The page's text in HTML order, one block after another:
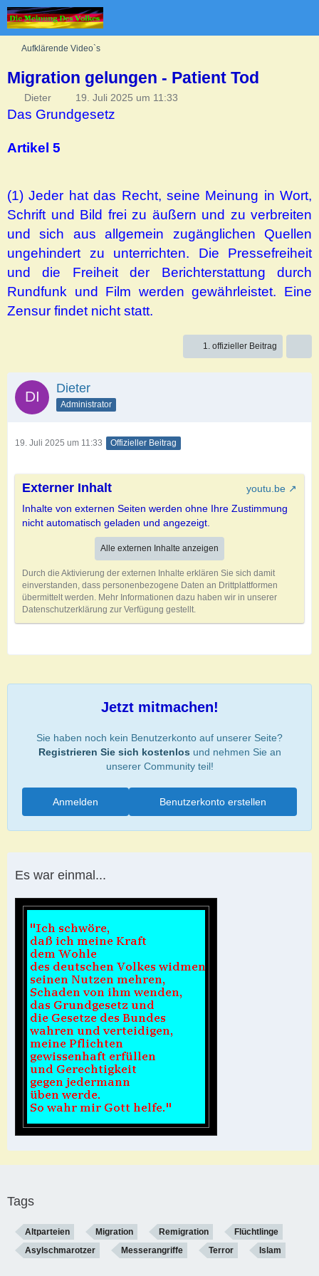
Aufklärende Video`s
Migration gelungen - Patient Tod
Dieter 19. Juli 2025 um 11:33
Das Grundgesetz
Artikel 5
(1) Jeder hat das Recht, seine Meinung in Wort,
Schrift und Bild frei zu äußern und zu verbreiten
und sich aus allgemein zugänglichen Quellen
ungehindert zu unterrichten. Die Pressefreiheit
und die Freiheit der Berichterstattung durch
Rundfunk und Film werden gewährleistet. Eine
Zensur findet nicht statt.
1. offizieller Beitrag
Dieter
Administrator
19. Juli 2025 um 11:33 Offizieller Beitrag
Externer Inhalt
youtu.be
Inhalte von externen Seiten werden ohne Ihre Zustimmung
nicht automatisch geladen und angezeigt.
Alle externen Inhalte anzeigen
Durch die Aktivierung der externen Inhalte erklären Sie sich damit
einverstanden, dass personenbezogene Daten an Drittplattformen
übermittelt werden. Mehr Informationen dazu haben wir in unserer
Datenschutzerklärung zur Verfügung gestellt.
Jetzt mitmachen!
Sie haben noch kein Benutzerkonto auf unserer Seite?
Registrieren Sie sich kostenlos und nehmen Sie an
unserer Community teil!
Benutzerkonto erstellen
Anmelden
Es war einmal...
Tags
Altparteien Migration Remigration
Flüchtlinge
Asylschmarotzer
Messerangriffe Terror Islam